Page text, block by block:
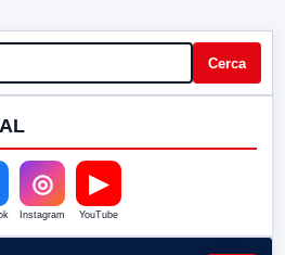
Cerca
◎
Instagram
▶
YouTube